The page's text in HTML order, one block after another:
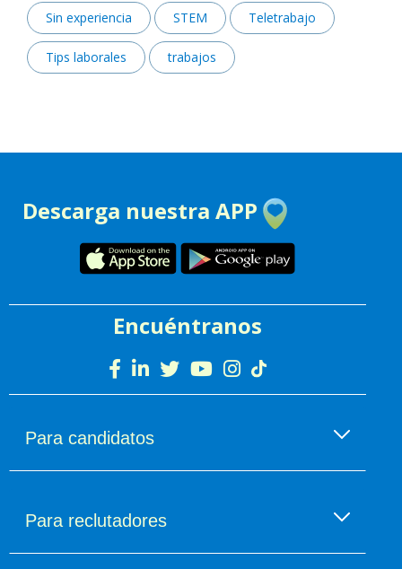
Sin experiencia STEM Teletrabajo
Tips laborales trabajos
Descarga nuestra APP
Encuéntranos
Para candidatos
Sueldos
Aplicación móvil
Para reclutadores